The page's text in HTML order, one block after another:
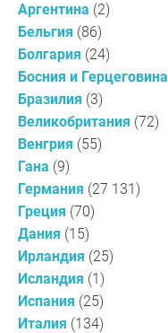
Аргентина (2)
Бельгия (86)
Болгария (24)
Босния и Герцеговина
Бразилия (3)
Великобритания (72)
Венгрия (55)
Гана (9)
Германия (27 131)
Греция (70)
Дания (15)
Ирландия (25)
Исландия (1)
Испания (25)
Италия (134)